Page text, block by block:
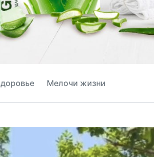
Мелочи жизни